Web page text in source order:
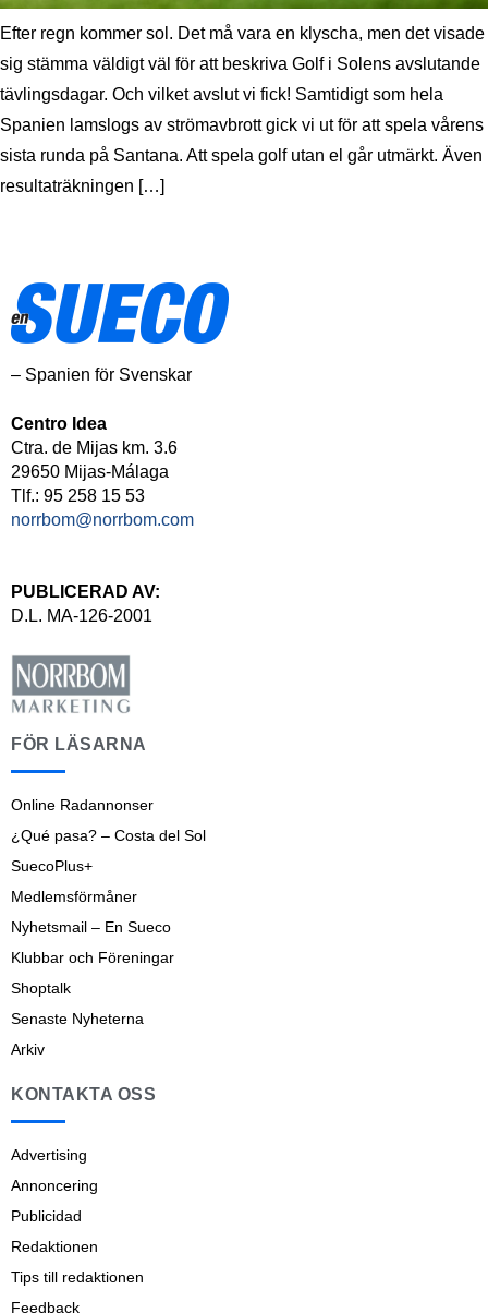
Efter regn kommer sol. Det må vara en klyscha, men det visade
sig stämma väldigt väl för att beskriva Golf i Solens avslutande
tävlingsdagar. Och vilket avslut vi fick! Samtidigt som hela
Spanien lamslogs av strömavbrott gick vi ut för att spela vårens
sista runda på Santana. Att spela golf utan el går utmärkt. Även
resultaträkningen […]
– Spanien för Svenskar
Centro Idea
Ctra. de Mijas km. 3.6
29650 Mijas-Málaga
Tlf.: 95 258 15 53
norrbom@norrbom.com
PUBLICERAD AV:
D.L. MA-126-2001
FÖR LÄSARNA
Online Radannonser
¿Qué pasa? – Costa del Sol
SuecoPlus+
Medlemsförmåner
Nyhetsmail – En Sueco
Klubbar och Föreningar
Shoptalk
Senaste Nyheterna
Arkiv
KONTAKTA OSS
Advertising
Annoncering
Publicidad
Redaktionen
Tips till redaktionen
Feedback